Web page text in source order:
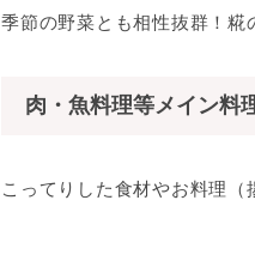
季節の野菜とも相性抜群！糀
肉・魚料理等メイン料
こってりした食材やお料理（